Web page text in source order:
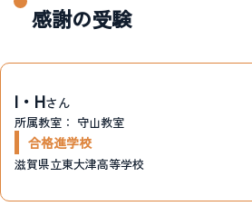
感謝の受験
I・Hさん
所属教室： 守山教室
合格進学校
滋賀県立東大津高等学校